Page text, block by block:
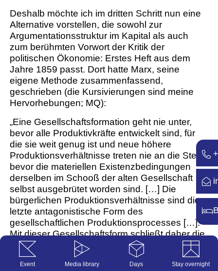
Deshalb möchte ich im dritten Schritt nun eine
Alternative vorstellen, die sowohl zur
Argumentationsstruktur im Kapital als auch
zum berühmten Vorwort der Kritik der
politischen Ökonomie: Erstes Heft aus dem
Jahre 1859 passt. Dort hatte Marx, seine
eigene Methode zusammenfassend,
geschrieben (die Kursivierungen sind meine
Hervorhebungen; MQ):
„Eine Gesellschaftsformation geht nie unter,
bevor alle Produktivkräfte entwickelt sind, für
die sie weit genug ist und neue höhere
Produktionsverhältnisse treten nie an die Stelle,
bevor die materiellen Existenzbedingungen
derselben im Schooß der alten Gesellschaft
selbst ausgebrütet worden sind. […] Die
bürgerlichen Produktionsverhältnisse sind die
letzte antagonistische Form des
gesellschaftlichen Produktionsprocesses […].
Mit dieser Gesellschaftsform schließt daher die
Vorgeschichte der menschlichen Gesellschaft
ab.“ (MEGA2 II.2, 101)
Event Media library Days Stay overnight